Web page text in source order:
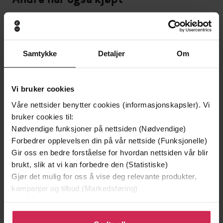
Samtykke Detaljer Om
Vi bruker cookies
Våre nettsider benytter cookies (informasjonskapsler). Vi
bruker cookies til:
Nødvendige funksjoner på nettsiden (Nødvendige)
Forbedrer opplevelsen din på vår nettside (Funksjonelle)
Gir oss en bedre forståelse for hvordan nettsiden vår blir
brukt, slik at vi kan forbedre den (Statistiske)
Gjør det mulig for oss å vise deg relevante produkter,
kampanjer og tilbud (Markedsføring)
Klikk på «Godta alle» for å gi oss ditt samtykke til å
Vinner av Rivertonprisen
199,-
Minnesota
149,-